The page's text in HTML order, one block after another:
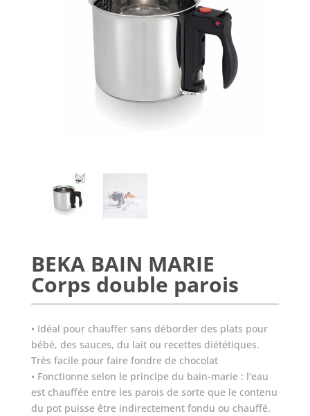
BEKA BAIN MARIE
Corps double parois
• Idéal pour chauffer sans déborder des plats pour
bébé, des sauces, du lait ou recettes diététiques.
Très facile pour faire fondre de chocolat
• Fonctionne selon le principe du bain-marie : l’eau
est chauffée entre les parois de sorte que le contenu
du pot puisse être indirectement fondu ou chauffé.